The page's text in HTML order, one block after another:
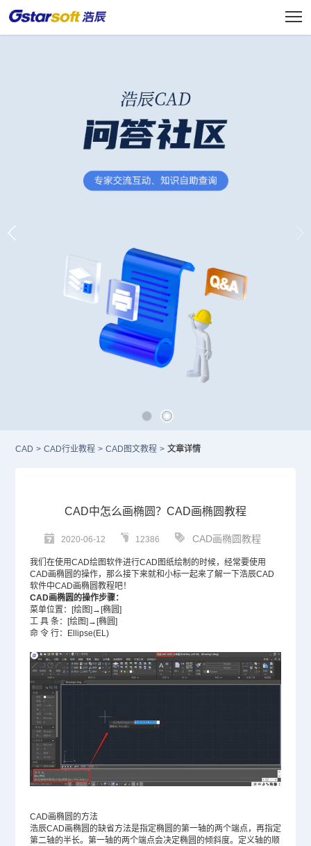
CAD > CAD行业教程 > CAD图文教程 > 文章详情
CAD中怎么画椭圆？CAD画椭圆教程
2020-06-12 12386 CAD画椭圆教程
我们在使用CAD绘图软件进行CAD图纸绘制的时候，经常要使用
CAD画椭圆的操作，那么接下来就和小标一起来了解一下浩辰CAD
软件中CAD画椭圆教程吧！
CAD画椭圆的操作步骤：
菜单位置：[绘图]→[椭圆]
工 具 条：[绘图]→[椭圆]
命 令 行：Ellipse(EL)
CAD画椭圆的方法
浩辰CAD画椭圆的缺省方法是指定椭圆的第一轴的两个端点，再指定
第二轴的半长。第一轴的两个端点会决定椭圆的倾斜度。定义轴的顺